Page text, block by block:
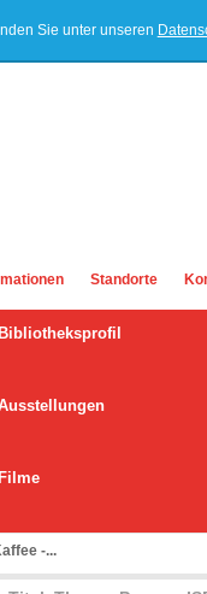
Sie unter unseren
Standorte
Bibliotheksprofil
Filme
-...